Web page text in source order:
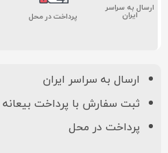
ارسال به سراسر
ایران پرداخت در محل
ارسال به سراسر ایران
ثبت سفارش با پرداخت بیعانه
پرداخت در محل